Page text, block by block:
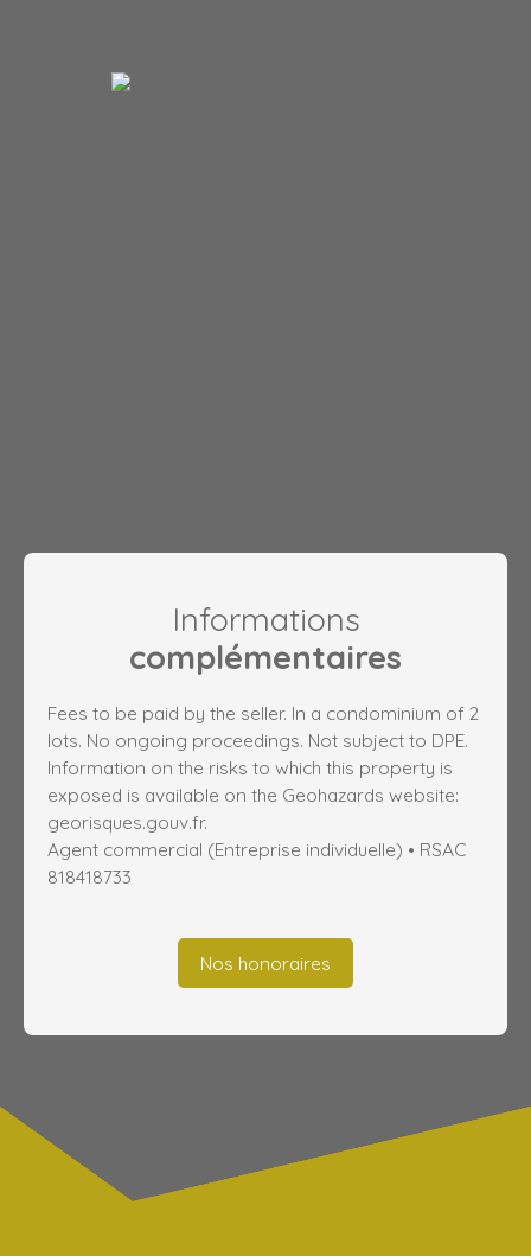
Informations
complémentaires
Fees to be paid by the seller. In a condominium of 2
lots. No ongoing proceedings. Not subject to DPE.
Information on the risks to which this property is
exposed is available on the Geohazards website:
georisques.gouv.fr.
Agent commercial (Entreprise individuelle) • RSAC
818418733
Nos honoraires